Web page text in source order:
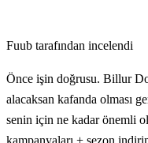
Fuub tarafından incelendi
Önce işin doğrusu. Billur
alacaksan kafanda olması
senin için ne kadar önemli
kampanyaları + sezon